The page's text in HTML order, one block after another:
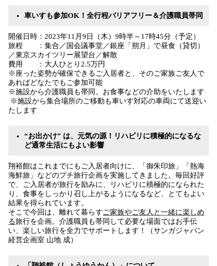
車いすも参加OK！全行程バリアフリー＆介護職員帯同
開催日時：2023年11月9日（木）9時半～17時45分（予定）
旅程 ：集合／国会議事堂／銀座「朔月」で昼食（貸切）
／東京スカイツリー展望台／解散
費用 ：大人ひとり2.5万円
※座った姿勢が確保できるご入居者と、そのご家族ご友人で
あればどなたでもご参加可能
※施設から介護職員も帯同。お食事などの介助をいたします
※施設から集合場所のご移動も車いす対応の車両にて送迎い
たします
“お出かけ” は、元気の源！リハビリに積極的になるな
ど通常生活にもよい影響
翔裕館はこれまでにもご入居者向けに、「御朱印旅」「熱海
海鮮旅」などのプチ旅行企画を実施してきました。毎回好評
で、ご入居者が旅行を励みに、リハビリに積極的になられた
り、食事をしっかり召し上がるようになるなど、とてもよい
結果を得られています。
そこで今回は、離れて暮らすご家族やご友人と一緒に楽しめ
る旅行を企画。介護職員も帯同して必要な場面ではお手伝
い、楽しい旅行を全力でサポートします！（サンガジャパン
経営企画室 山地 成）